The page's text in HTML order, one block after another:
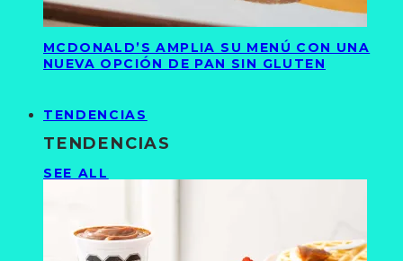
MCDONALD’S AMPLIA SU MENÚ CON UNA
NUEVA OPCIÓN DE PAN SIN GLUTEN
TENDENCIAS
TENDENCIAS
SEE ALL